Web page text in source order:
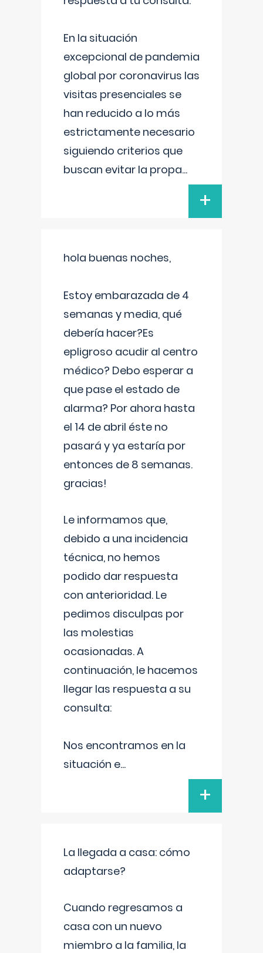
En la situación
excepcional de pandemia
global por coronavirus las
visitas presenciales se
han reducido a lo más
estrictamente necesario
siguiendo criterios que
buscan evitar la propa...
+
hola buenas noches,
Estoy embarazada de 4
semanas y media, qué
debería hacer?Es
epligroso acudir al centro
médico? Debo esperar a
que pase el estado de
alarma? Por ahora hasta
el 14 de abril éste no
pasará y ya estaría por
entonces de 8 semanas.
gracias!
Le informamos que,
debido a una incidencia
técnica, no hemos
podido dar respuesta
con anterioridad. Le
pedimos disculpas por
las molestias
ocasionadas. A
continuación, le hacemos
llegar las respuesta a su
consulta:
Nos encontramos en la
situación e...
+
La llegada a casa: cómo
adaptarse?
Cuando regresamos a
casa con un nuevo
miembro a la familia, la